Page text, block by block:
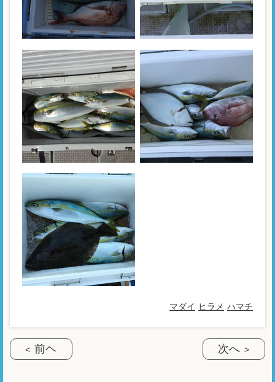
マダイ ヒラメ ハマチ
前ヘ 次へ